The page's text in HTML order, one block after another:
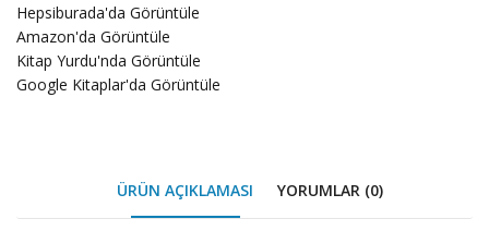
Hepsiburada'da Görüntüle
Amazon'da Görüntüle
Kitap Yurdu'nda Görüntüle
Google Kitaplar'da Görüntüle
ÜRÜN AÇIKLAMASI YORUMLAR (0)